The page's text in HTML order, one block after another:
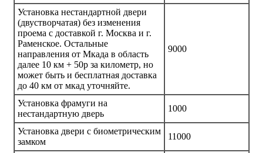
Установка нестандартной двери
(двустворчатая) без изменения
проема с доставкой г. Москва и г.
Раменское. Остальные
направления от Мкада в область
далее 10 км + 50р за километр, но
может быть и бесплатная доставка
до 40 км от мкад уточняйте.
9000
Установка фрамуги на
нестандартную дверь
1000
Установка двери с биометрическим
замком
11000